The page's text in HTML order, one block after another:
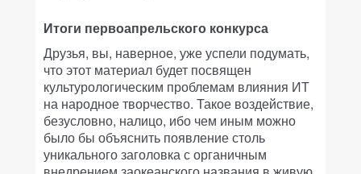
Итоги первоапрельского конкурса
Друзья, вы, наверное, уже успели подумать,
что этот материал будет посвящен
культурологическим проблемам влияния ИТ
на народное творчество. Такое воздействие,
безусловно, налицо, ибо чем иным можно
было бы объяснить появление столь
уникального заголовка с органичным